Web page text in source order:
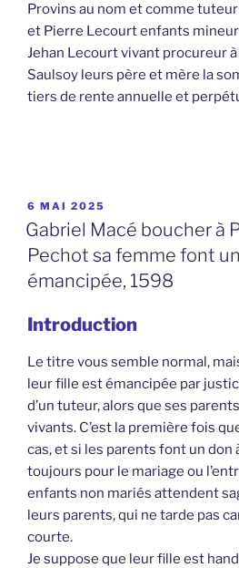
Provins au nom et comme
et Pierre Lecourt enfants
Jehan Lecourt vivant procureur
Saulsoy leurs père et mère la
tiers de rente annuelle et
PUBLIÉ
LE
6 MAI 2025
Gabriel Macé boucher à
Pechot sa femme font
émancipée, 1598
Introduction
Le titre vous semble normal,
leur fille est émancipée par
d’un tuteur, alors que ses
vivants. C’est la première fois
cas, et si les parents font un don
toujours pour le mariage ou
enfants non mariés attendent
leurs parents, qui ne tarde pas
courte.
Je suppose que leur fille est